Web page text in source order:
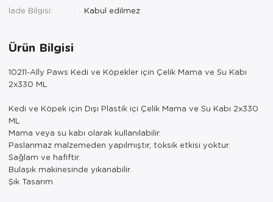
İade Bilgisi:
Ürün Bilgisi
10211-Ally Paws Kedi ve Köpekler için Çelik Mama ve Su Kabı
2x330 ML
Kedi ve Köpek için Dışı Plastik içi Çelik Mama ve Su Kabı 2x330
ML
Mama veya su kabı olarak kullanılabilir.
Paslanmaz malzemeden yapılmıştır, toksik etkisi yoktur.
Sağlam ve hafiftir.
Bulaşık makinesinde yıkanabilir.
Şık Tasarım